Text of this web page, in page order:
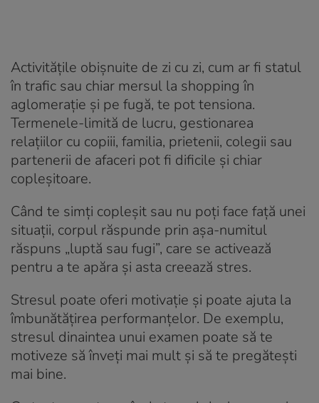
Activitățile obișnuite de zi cu zi, cum ar fi statul
în trafic sau chiar mersul la shopping în
aglomerație și pe fugă, te pot tensiona.
Termenele-limită de lucru, gestionarea
relațiilor cu copiii, familia, prietenii, colegii sau
partenerii de afaceri pot fi dificile și chiar
copleșitoare.
Când te simți copleșit sau nu poți face față unei
situații, corpul răspunde prin așa-numitul
răspuns „luptă sau fugi”, care se activează
pentru a te apăra și asta creează stres.
Stresul poate oferi motivație și poate ajuta la
îmbunătățirea performanțelor. De exemplu,
stresul dinaintea unui examen poate să te
motiveze să înveți mai mult și să te pregătești
mai bine.